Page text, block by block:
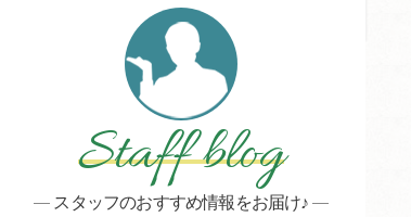
Staff blog
スタッフのおすすめ情報をお届け♪